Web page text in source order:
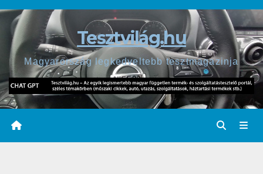
Skip
content
Tesztvilág.hu
Magyarország legkedveltebb tesztmagazinja